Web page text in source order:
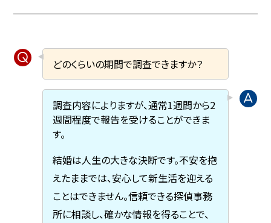
どのくらいの期間で調査できますか？
調査内容によりますが、通常1週間から2
週間程度で報告を受けることができま
す。
結婚は人生の大きな決断です。不安を抱
えたままでは、安心して新生活を迎える
ことはできません。信頼できる探偵事務
所に相談し、確かな情報を得ることで、